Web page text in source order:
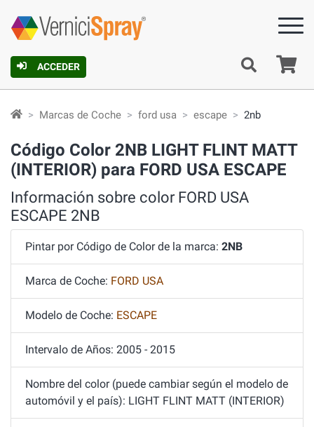
ACCEDER
Marcas de Coche ford usa escape 2nb
Código Color 2NB LIGHT FLINT MATT
(INTERIOR) para FORD USA ESCAPE
Información sobre color FORD USA
ESCAPE 2NB
Pintar por Código de Color de la marca: 2NB
Marca de Coche: FORD USA
Modelo de Coche: ESCAPE
Intervalo de Años: 2005 - 2015
Nombre del color (puede cambiar según el modelo de
automóvil y el país): LIGHT FLINT MATT (INTERIOR)